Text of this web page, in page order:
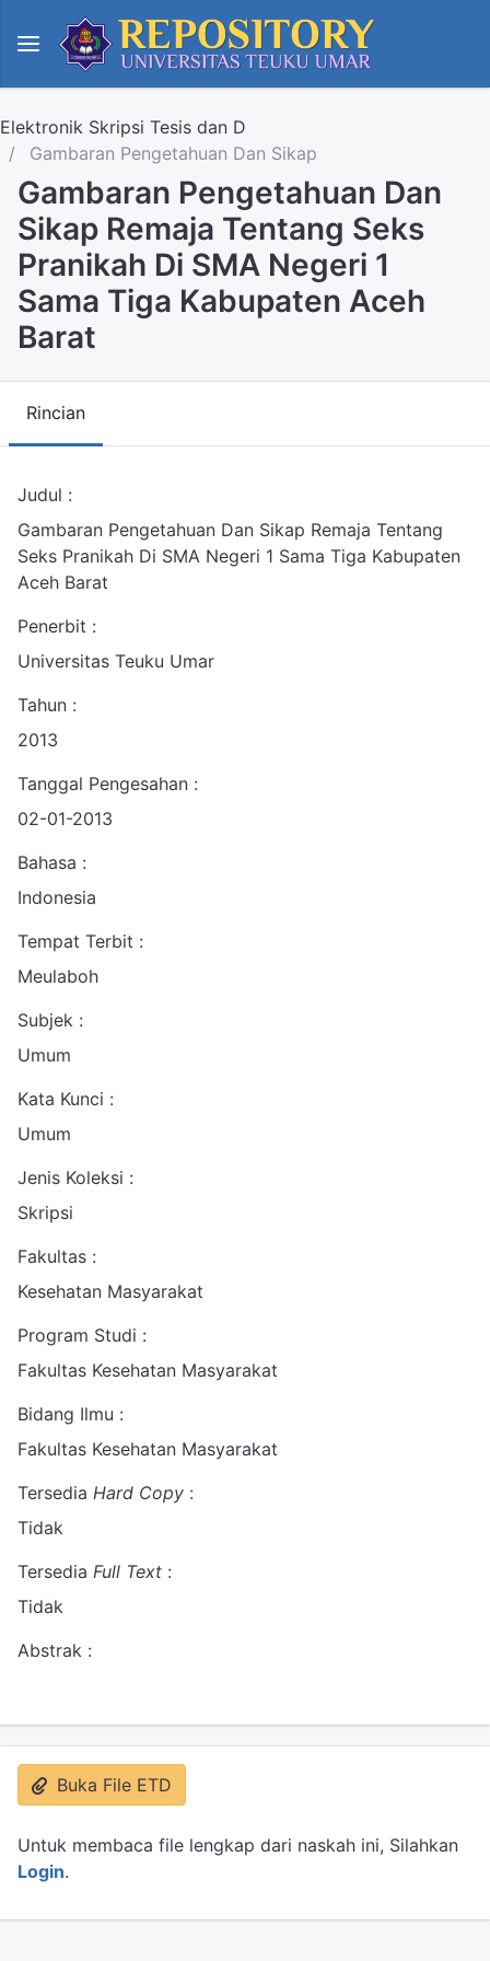
Elektronik Skripsi Tesis dan D
Gambaran Pengetahuan Dan Sikap
Gambaran Pengetahuan Dan
Sikap Remaja Tentang Seks
Pranikah Di SMA Negeri 1
Sama Tiga Kabupaten Aceh
Barat
Rincian
Judul :
Gambaran Pengetahuan Dan Sikap Remaja Tentang
Seks Pranikah Di SMA Negeri 1 Sama Tiga Kabupaten
Aceh Barat
Penerbit :
Universitas Teuku Umar
Tahun :
2013
Tanggal Pengesahan :
02-01-2013
Bahasa :
Indonesia
Tempat Terbit :
Meulaboh
Subjek :
Umum
Kata Kunci :
Umum
Jenis Koleksi :
Skripsi
Fakultas :
Kesehatan Masyarakat
Program Studi :
Fakultas Kesehatan Masyarakat
Bidang Ilmu :
Fakultas Kesehatan Masyarakat
Tersedia Hard Copy :
Tidak
Tersedia Full Text :
Tidak
Abstrak :
Buka File ETD
Untuk membaca file lengkap dari naskah ini, Silahkan
Login.